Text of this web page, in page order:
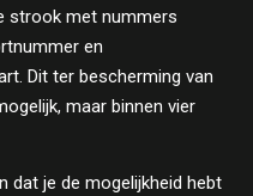
strook met nummers
en
Dit ter bescherming van
maar binnen vier
dat je de mogelijkheid hebt